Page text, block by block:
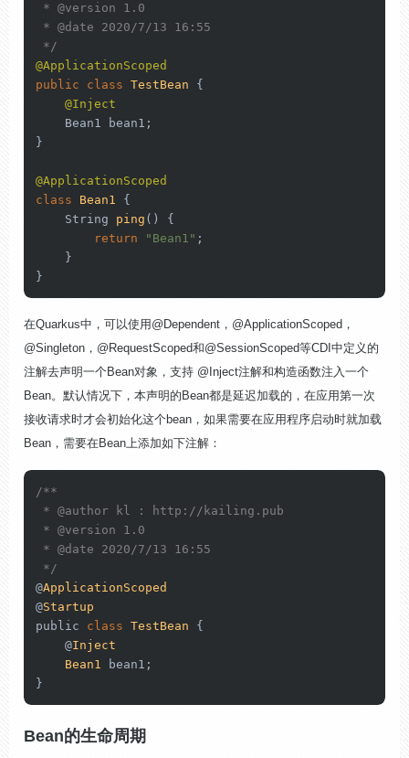
* @version 1.0
* @date 2020/7/13 16:55
*/
@ApplicationScoped
public
class TestBean {
@Inject
    Bean1 bean1;
}
@ApplicationScoped
class
Bean1 {
    String
ping ()
{
return
"Bean1" ;
    }
}
在Quarkus中，可以使用@Dependent，@ApplicationScoped，
@Singleton，@RequestScoped和@SessionScoped等CDI中定义的
注解去声明一个Bean对象，支持 @Inject注解和构造函数注入一个
Bean。默认情况下，本声明的Bean都是延迟加载的，在应用第一次
接收请求时才会初始化这个bean，如果需要在应用程序启动时就加载
Bean，需要在Bean上添加如下注解：
/**
* @author kl : http://kailing.pub
* @version 1.0
* @date 2020/7/13 16:55
*/
@ApplicationScoped
@Startup
public class TestBean {
    @
Inject
Bean1 bean1;
}
Bean的生命周期